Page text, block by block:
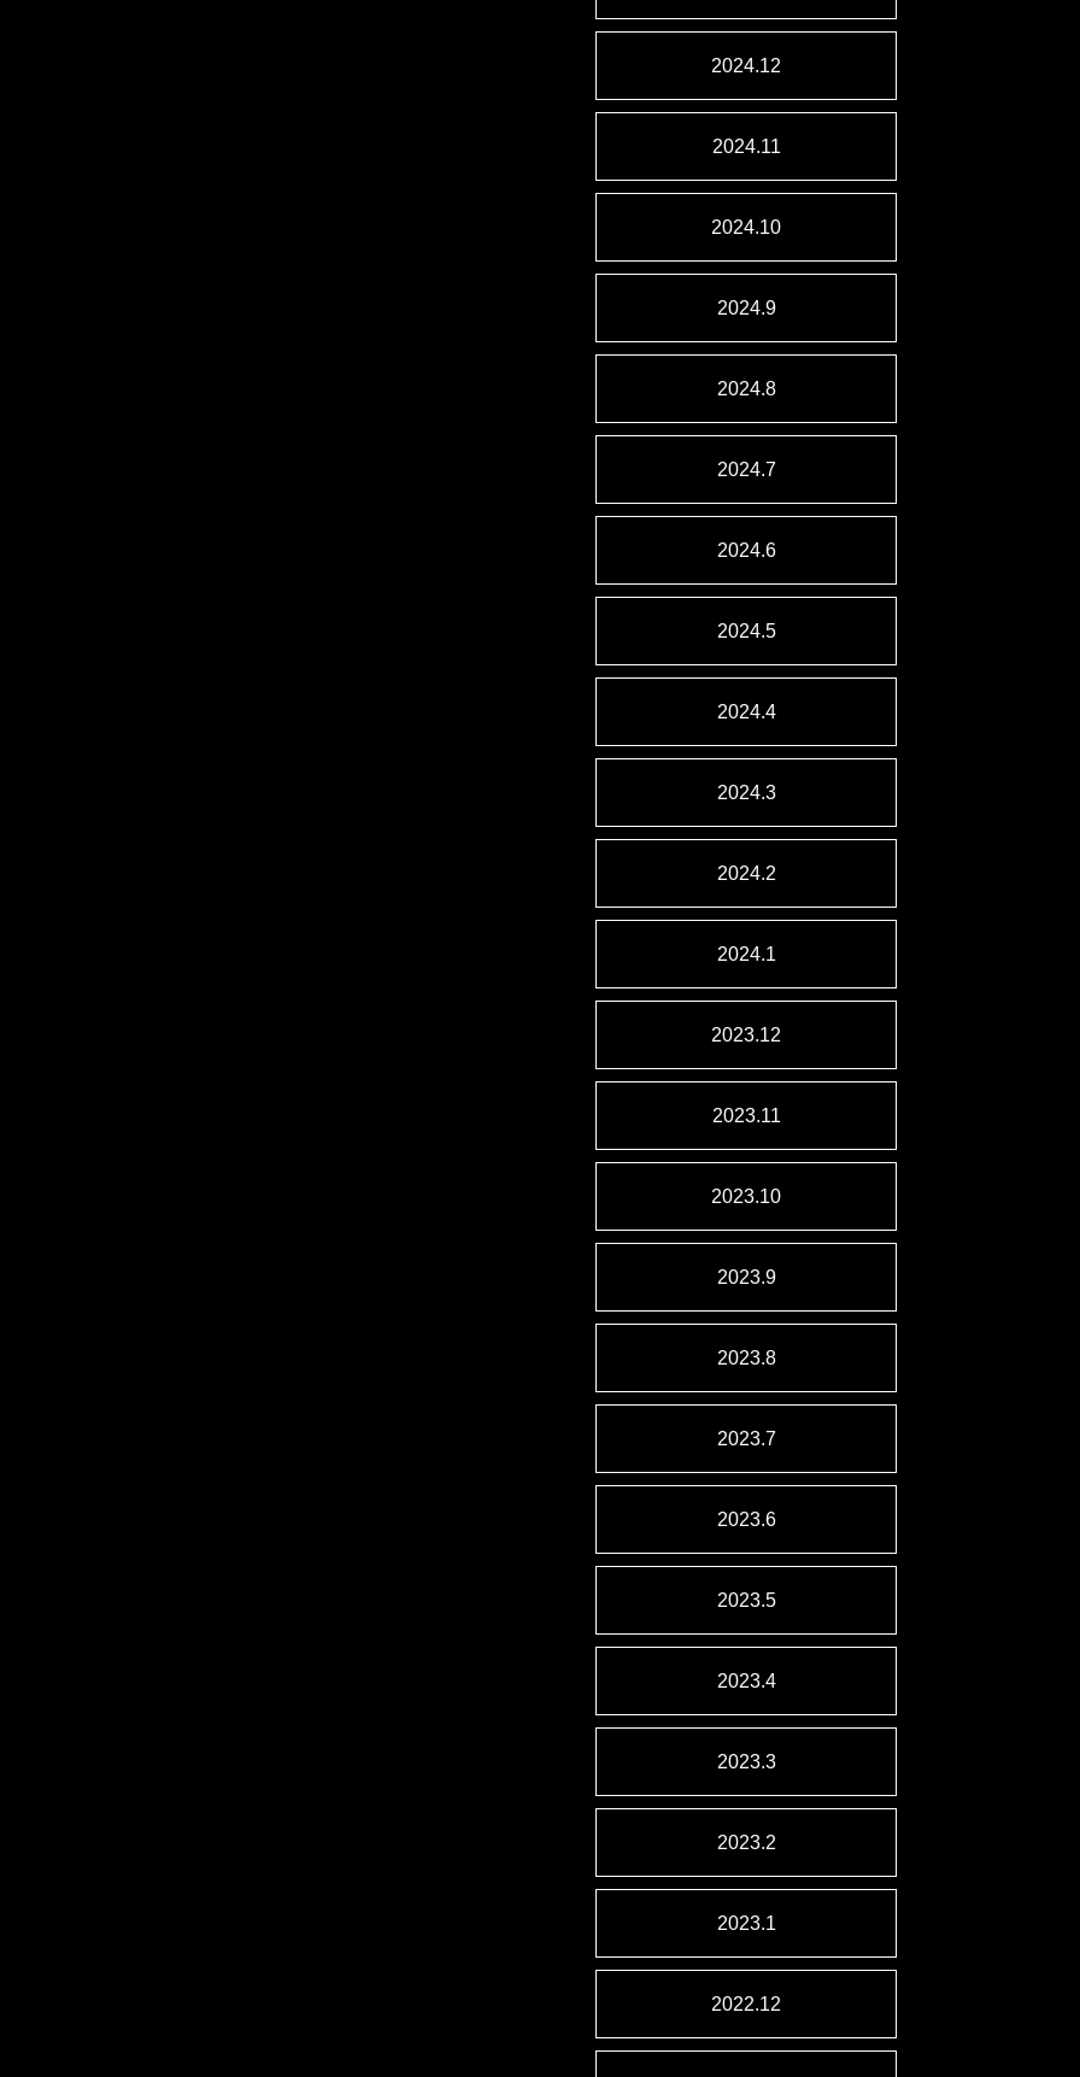
2024.12
2024.11
2024.10
2024.9
2024.8
2024.7
2024.6
2024.5
2024.4
2024.3
2024.2
2024.1
2023.12
2023.11
2023.10
2023.9
2023.8
2023.7
2023.6
2023.5
2023.4
2023.3
2023.2
2023.1
2022.12